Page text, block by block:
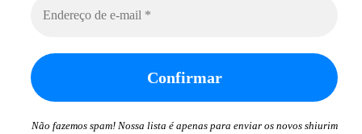
Não fazemos spam! Nossa lista é apenas para enviar os novos shiurim